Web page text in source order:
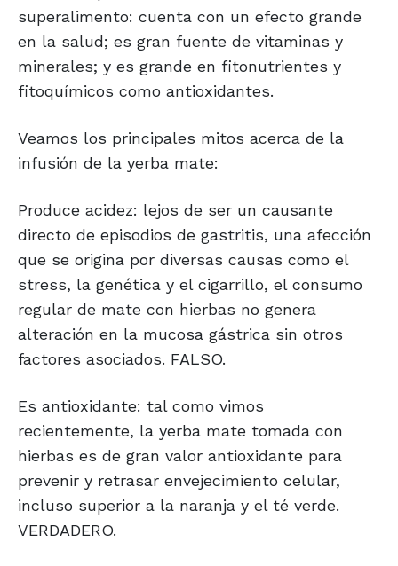
superalimento: cuenta con un efecto grande
en la salud; es gran fuente de vitaminas y
minerales; y es grande en fitonutrientes y
fitoquímicos como antioxidantes.
Veamos los principales mitos acerca de la
infusión de la yerba mate:
Produce acidez: lejos de ser un causante
directo de episodios de gastritis, una afección
que se origina por diversas causas como el
stress, la genética y el cigarrillo, el consumo
regular de mate con hierbas no genera
alteración en la mucosa gástrica sin otros
factores asociados. FALSO.
Es antioxidante: tal como vimos
recientemente, la yerba mate tomada con
hierbas es de gran valor antioxidante para
prevenir y retrasar envejecimiento celular,
incluso superior a la naranja y el té verde.
VERDADERO.